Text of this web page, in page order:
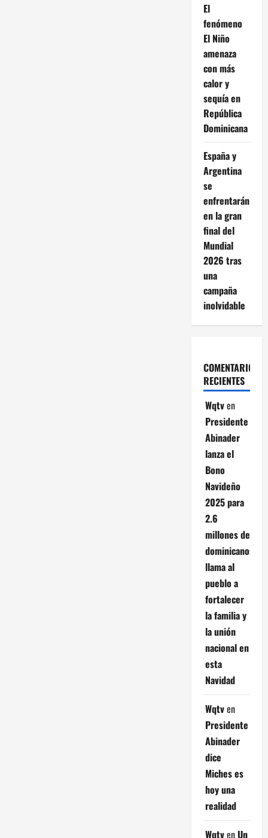
El
fenómeno
El Niño
amenaza
con más
calor y
sequía en
República
Dominicana
España y
Argentina
se
enfrentarán
en la gran
final del
Mundial
2026 tras
una
campaña
inolvidable
COMENTARIOS
RECIENTES
Wqtven
Presidente
Abinader
lanza el
Bono
Navideño
2025 para
2.6
millones de
dominicanos;
llama al
pueblo a
fortalecer
la familia y
la unión
nacional en
esta
Navidad
Wqtven
Presidente
Abinader
dice
Miches es
hoy una
realidad
WqtvenUn